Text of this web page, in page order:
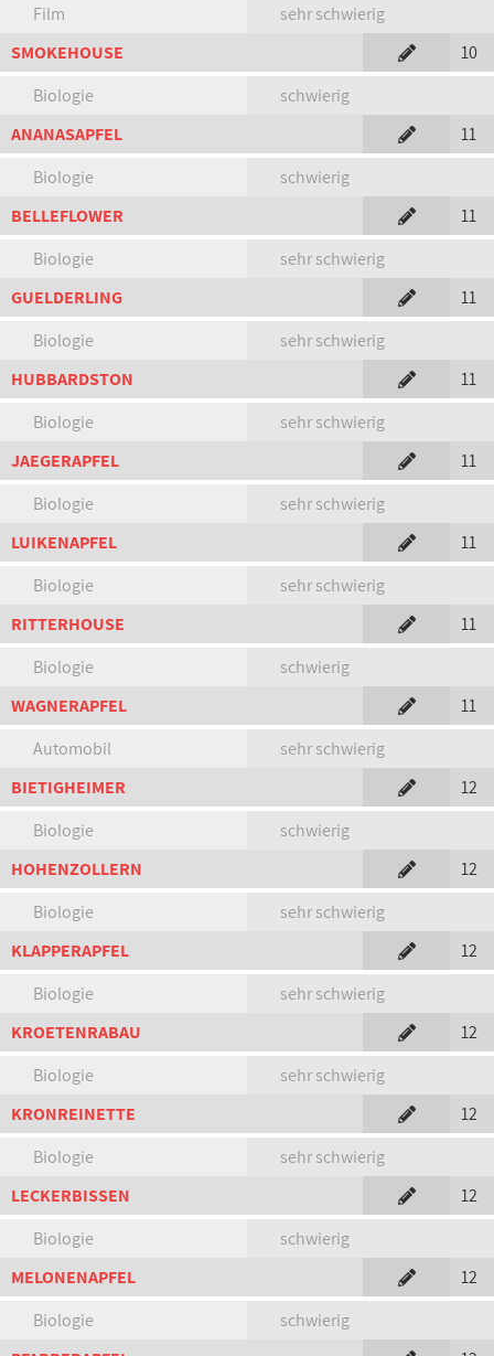
Film
sehr schwierig
SMOKEHOUSE
10
Biologie
schwierig
ANANASAPFEL
11
Biologie
schwierig
BELLEFLOWER
11
Biologie
sehr schwierig
GUELDERLING
11
Biologie
sehr schwierig
HUBBARDSTON
11
Biologie
sehr schwierig
JAEGERAPFEL
11
Biologie
sehr schwierig
LUIKENAPFEL
11
Biologie
sehr schwierig
RITTERHOUSE
11
Biologie
schwierig
WAGNERAPFEL
11
Automobil
sehr schwierig
BIETIGHEIMER
12
Biologie
schwierig
HOHENZOLLERN
12
Biologie
sehr schwierig
KLAPPERAPFEL
12
Biologie
sehr schwierig
KROETENRABAU
12
Biologie
sehr schwierig
KRONREINETTE
12
Biologie
sehr schwierig
LECKERBISSEN
12
Biologie
schwierig
MELONENAPFEL
12
Biologie
schwierig